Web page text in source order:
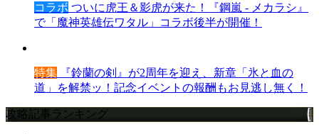
コラボ ついに虎王＆影虎が来た！『鋼嵐 - メカラシ』
で「魔神英雄伝ワタル」コラボ後半が開催！
特集 『鈴蘭の剣』が2周年を迎え、新章「氷と血の
道」を解禁ッ！記念イベントの報酬もお見逃し無く！
攻略記事ランキング